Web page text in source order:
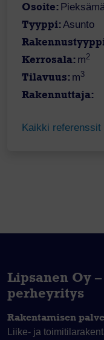
Osoite:
Tyyppi:Asunto
Kerrosala: m2
Tilavuus: m3
Rakennuttaja:
Kaikki referenssit
Lipsanen Oy
perheyritys
Rakentamisen
Liike- ja